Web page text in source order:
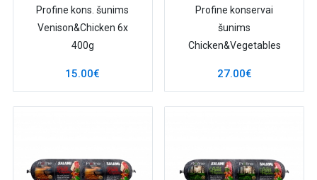
Profine kons. šunims
Venison&Chicken 6x
400g
15.00€
Profine konservai
šunims
Chicken&Vegetables
27.00€